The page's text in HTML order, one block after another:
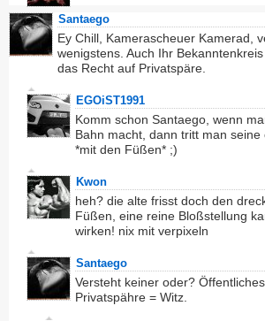
Santaego
Ey Chill, Kamerascheuer Kamerad,
wenigstens. Auch Ihr
das Recht auf Privatspäre.
EGOiST1991
Komm schon Santaego, wenn
Bahn macht, dann tritt man
*mit den Füßen* ;)
Kwon
heh? die alte frisst doch den
Füßen, eine reine Bloßstellung
wirken! nix mit verpixeln
Santaego
Versteht keiner oder?
Privatspähre = Witz.